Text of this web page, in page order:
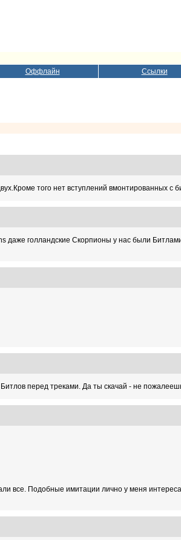
Оффлайн Ссылки
того нет вступлений вмонтированных с
голландские Скорпионы у нас были
перед треками. Да ты скачай - не
все. Подобные имитации лично у меня